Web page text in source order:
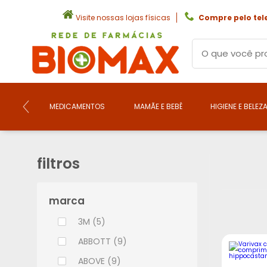
Visite nossas lojas físicas Compre pelo
MEDICAMENTOS MAMÃE E BEBÊ HIGIENE E BELEZA
filtros
marca
3M (5)
ABBOTT (9)
ABOVE (9)